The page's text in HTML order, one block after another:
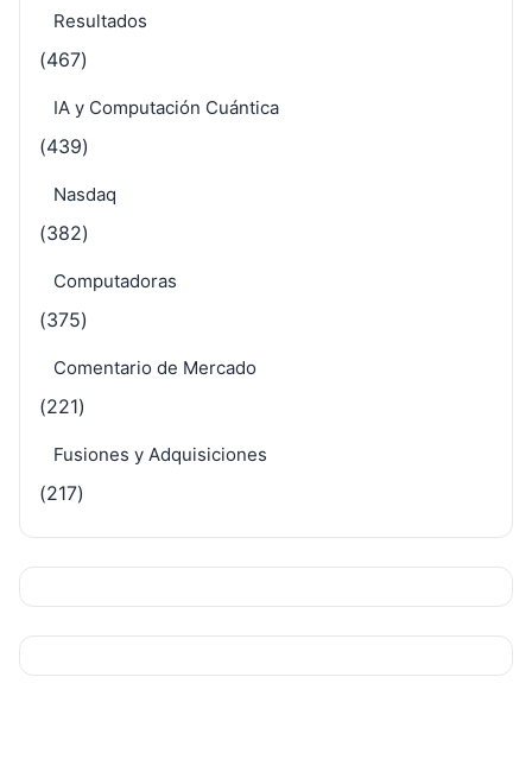
Resultados
(467)
IA y Computación Cuántica
(439)
Nasdaq
(382)
Computadoras
(375)
Comentario de Mercado
(221)
Fusiones y Adquisiciones
(217)